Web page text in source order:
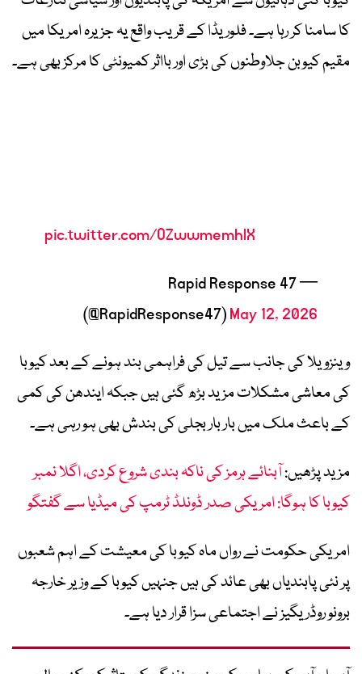
کا سامنا کر رہا ہے۔ فلوریڈا کے قریب واقع یہ جزیرہ امریکا میں
مقیم کیوبن جلاوطنوں کی بڑی اور بااثر کمیونٹی کا مرکز بھی ہے۔
pic.twitter.com/OZwwmemhlX
— Rapid Response 47
(@RapidResponse47)May 12, 2026
وینزویلا کی جانب سے تیل کی فراہمی بند ہونے کے بعد کیوبا
کی معاشی مشکلات مزید بڑھ گئی ہیں جبکہ ایندھن کی کمی
کے باعث ملک میں بار بار بجلی کی بندش بھی ہو رہی ہے۔
مزید پڑھیں:آبنائے ہرمز کی ناکہ بندی شروع کردی، اگلا نمبر
کیوبا کا ہوگا: امریکی صدر ڈونلڈ ٹرمپ کی میڈیا سے گفتگو
امریکی حکومت نے رواں ماہ کیوبا کی معیشت کے اہم شعبوں
پر نئی پابندیاں بھی عائد کی ہیں جنہیں کیوبا کے وزیر خارجہ
برونو روڈریگیز نے اجتماعی سزا قرار دیا ہے۔